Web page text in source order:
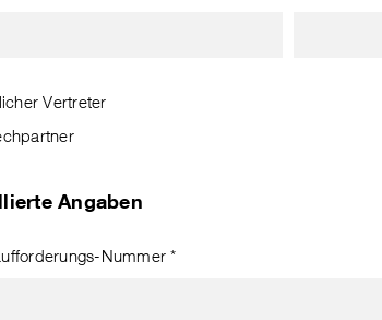
Vertreter
Angaben
Nummer *